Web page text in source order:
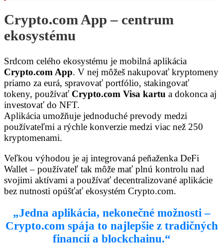
Crypto.com App – centrum
ekosystému
Srdcom celého ekosystému je mobilná aplikácia
Crypto.com App. V nej môžeš nakupovať kryptomeny
priamo za eurá, spravovať portfólio, stakingovať
tokeny, používať Crypto.com Visa kartu a dokonca aj
investovať do NFT.
Aplikácia umožňuje jednoduché prevody medzi
používateľmi a rýchle konverzie medzi viac než 250
kryptomenami.
Veľkou výhodou je aj integrovaná peňaženka DeFi
Wallet – používateľ tak môže mať plnú kontrolu nad
svojimi aktívami a používať decentralizované aplikácie
bez nutnosti opúšťať ekosystém Crypto.com.
„Jedna aplikácia, nekonečné možnosti –
Crypto.com spája to najlepšie z tradičných
financií a blockchainu.“